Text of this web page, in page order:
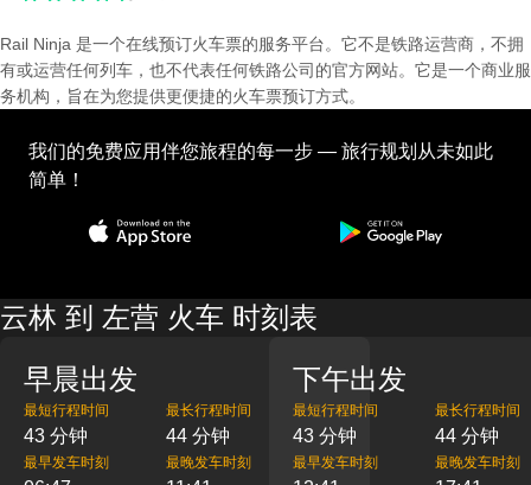
Rail Ninja 是一个在线预订火车票的服务平台。它不是铁路运营商，不拥
有或运营任何列车，也不代表任何铁路公司的官方网站。它是一个商业服
务机构，旨在为您提供更便捷的火车票预订方式。
我们的免费应用伴您旅程的每一步 — 旅行规划从未如此
简单！
云林 到 左营 火车 时刻表
早晨出发
最短行程时间
43 分钟
最长行程时间
44 分钟
最早发车时刻 最晚发车时刻
下午出发
最短行程时间
43 分钟
最长行程时间
44 分钟
最早发车时刻 最晚发车时刻